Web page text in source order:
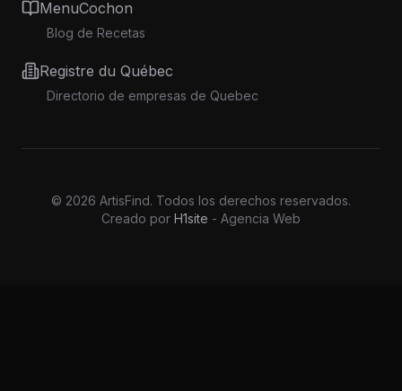
MenuCochon
Blog de Recetas
Registre du Québec
Directorio de empresas de Quebec
© 2026 ArtisFind. Todos los derechos reservados.
Creado por H1site - Agencia Web